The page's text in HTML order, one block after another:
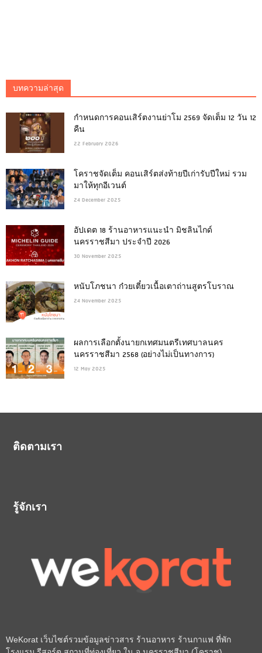
บทความล่าสุด
กำหนดการคอนเสิร์ตงานย่าโม 2569 จัดเต็ม 12 วัน 12
คืน
22 February 2026
โคราชจัดเต็ม คอนเสิร์ตส่งท้ายปีเก่ารับปีใหม่ รวม
มาให้ทุกอีเวนต์
24 December 2025
อัปเดต 18 ร้านอาหารแนะนำ มิชลินไกด์
นครราชสีมา ประจำปี 2026
30 November 2025
หนับโภชนา ก๋วยเตี๋ยวเนื้อเตาถ่านสูตรโบราณ
24 November 2025
ผลการเลือกตั้งนายกเทศมนตรีเทศบาลนคร
นครราชสีมา 2568 (อย่างไม่เป็นทางการ)
12 May 2025
ติดตามเรา
รู้จักเรา
WeKorat เว็บไซต์รวมข้อมูลข่าวสาร ร้านอาหาร ร้านกาแฟ ที่พัก